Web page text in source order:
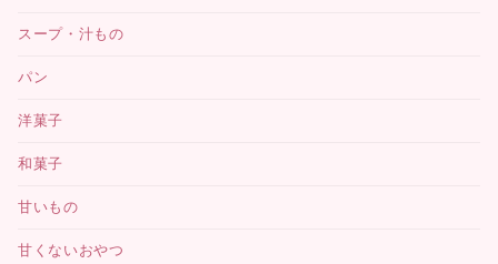
スープ・汁もの
パン
洋菓子
和菓子
甘いもの
甘くないおやつ